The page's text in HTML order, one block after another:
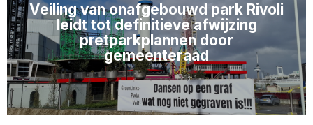
Veiling van onafgebouwd park Rivoli
leidt tot definitieve afwijzing
pretparkplannen door
gemeenteraad